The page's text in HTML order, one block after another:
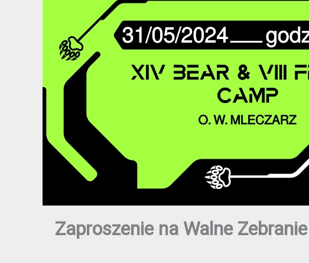
Zaproszenie na Walne